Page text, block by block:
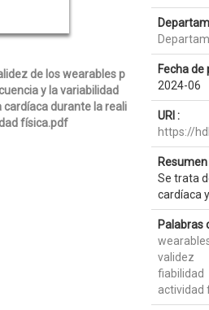
de los wearables p
y la variabilidad
cardíaca durante la reali
física.pdf
Fecha de
2024-06
URI :
https://
Resumen
Se trata
cardíaca
Palabras
validez
fiabilidad
actividad